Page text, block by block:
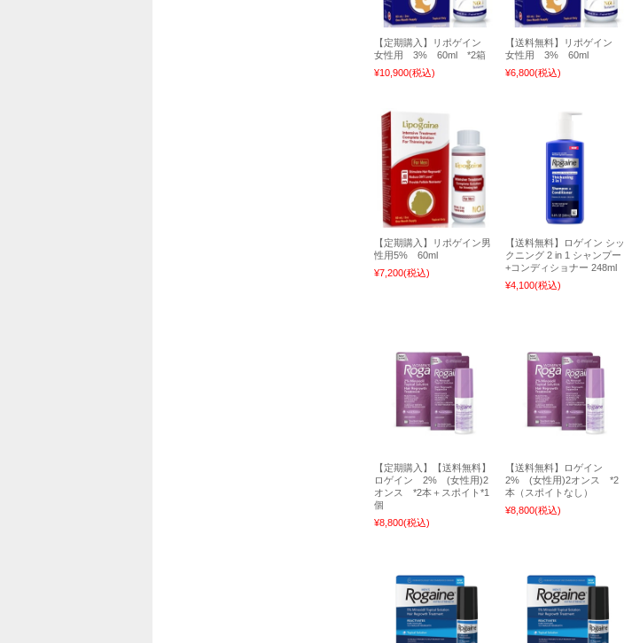
【定期購入】リポゲイン
女性用 3% 60ml *2箱
¥10,900(税込)
【送料無料】リポゲイン
女性用 3% 60ml
¥6,800(税込)
【定期購入】リポゲイン男
性用5% 60ml
¥7,200(税込)
【送料無料】ロゲイン シッ
クニング 2 in 1 シャンプー
+コンディショナー 248ml
¥4,100(税込)
【定期購入】【送料無料】
ロゲイン 2% (女性用)2
オンス *2本＋スポイト*1
個
¥8,800(税込)
【送料無料】ロゲイン
2% (女性用)2オンス *2
本（スポイトなし）
¥8,800(税込)